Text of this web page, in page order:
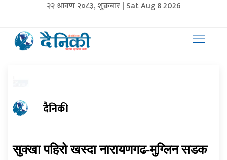
२२ श्रावण २०८३, शुक्रबार | Sat Aug 8 2026
दैनिकी
सुक्खा पहिरो खस्दा नारायणगढ-मुग्लिन सडक